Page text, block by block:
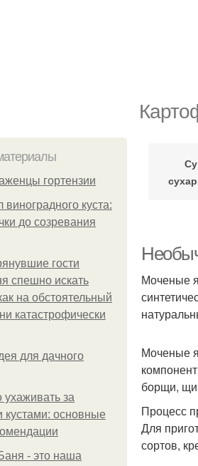
гортензии
виноградного куста:
до созревания
гости
спешно искать
на обстоятельный
катастрофически
для дачного
ухаживать за
кустами: основные
- это наша
Моченые
Моченые
борщи, щи
Процесс
Для
сортов,